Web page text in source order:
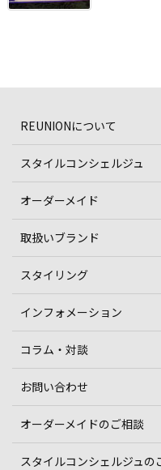
REUNIONについて
スタイルコンシェルジュ
オーダーメイド
取扱いブランド
スタイリング
インフォメーション
コラム・対談
お問い合わせ
オーダーメイドのご相談
スタイルコンシェルジュの